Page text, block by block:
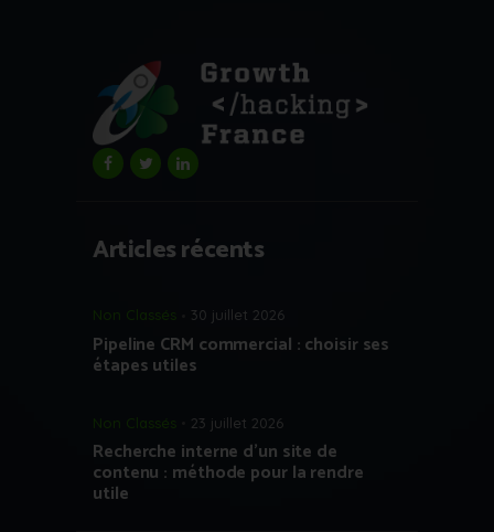
Articles récents
Non Classés 30 juillet 2026
Pipeline CRM commercial : choisir ses
étapes utiles
Non Classés 23 juillet 2026
Recherche interne d’un site de
contenu : méthode pour la rendre
utile